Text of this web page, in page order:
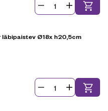
läbipaistev Ø18x h20,5cm